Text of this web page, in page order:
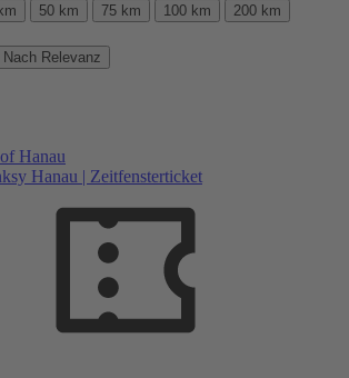
50 km 75 km 100 km
200 km
Nach Relevanz
Hanau
Hanau | Zeitfensterticket